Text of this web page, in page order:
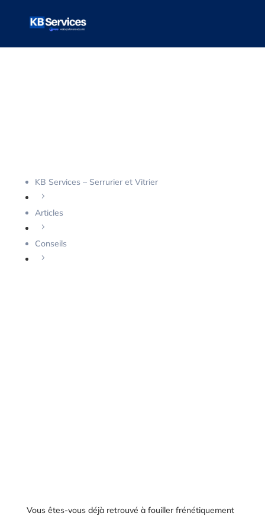
KB Services – Serrurier et Vitrier
5
Articles
5
Conseils
5
Vous êtes-vous déjà retrouvé à fouiller frénétiquement